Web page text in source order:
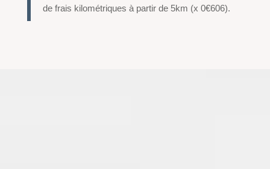
de frais kilométriques à partir de 5km (x 0€606).